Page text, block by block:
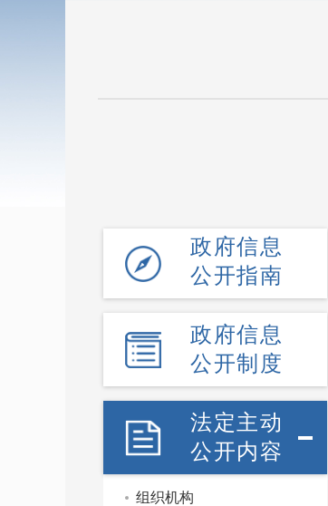
政府信息
公开指南
政府信息
公开制度
法定主动
公开内容
组织机构